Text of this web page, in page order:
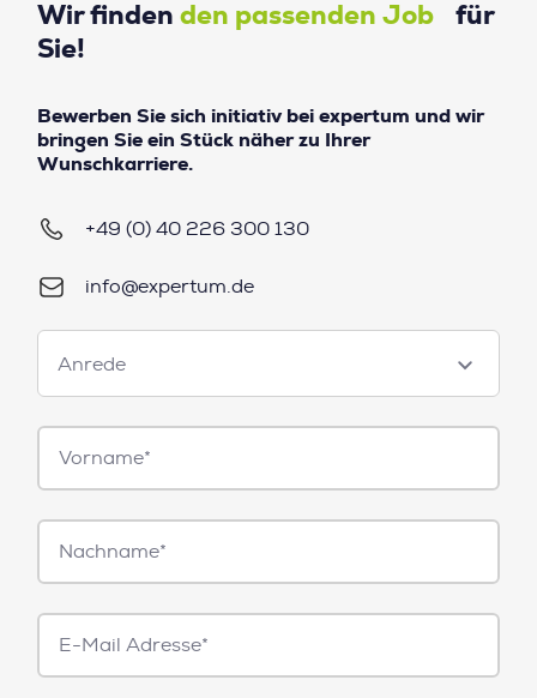
Wir finden den passenden Job für
Sie!
Bewerben Sie sich initiativ bei expertum und wir
bringen Sie ein Stück näher zu Ihrer
Wunschkarriere.
+49 (0) 40 226 300 130
info@expertum.de
Anrede
Anrede
Vorname*
Nachname*
E-
Mail*